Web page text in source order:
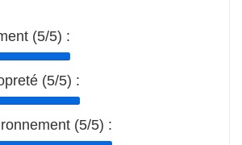
(5/5) :
(5/5) :
(5/5) :